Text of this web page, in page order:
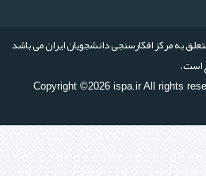
به مرکز افکارسنجی دانشجویان ایران می باشد
است.
Copyright ©2026 ispa.ir All rights